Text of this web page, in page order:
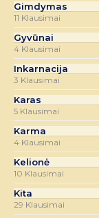
Gimdymas
11 Klausimai
Gyvūnai
4 Klausimai
Inkarnacija
3 Klausimai
Karas
5 Klausimai
Karma
4 Klausimai
Kelionė
10 Klausimai
Kita
29 Klausimai